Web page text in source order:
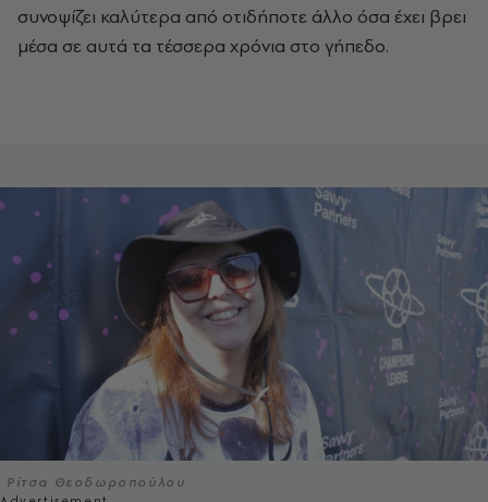
συνοψίζει καλύτερα από οτιδήποτε άλλο όσα έχει βρει
μέσα σε αυτά τα τέσσερα χρόνια στο γήπεδο.
Ρίτσα Θεοδωροπούλου